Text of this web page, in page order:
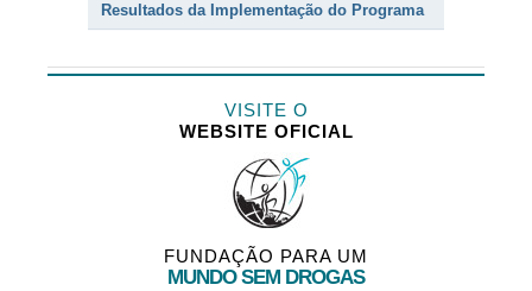
Resultados da Implementação do Programa
VISITE O
WEBSITE OFICIAL
FUNDAÇÃO PARA UM
MUNDO SEM DROGAS